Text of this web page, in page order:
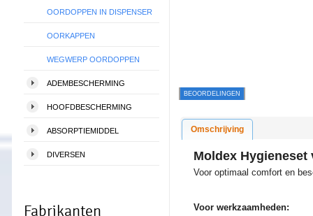
OORDOPPEN IN DISPENSER
OORKAPPEN
WEGWERP OORDOPPEN
ADEMBESCHERMING
HOOFDBESCHERMING
ABSORPTIEMIDDEL
DIVERSEN
Fabrikanten
BEOORDELINGEN
Omschrijving
Moldex Hygieneset
Voor optimaal comfort en
Voor werkzaamheden: